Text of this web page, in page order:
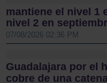
mantiene el nivel 1
nivel 2 en
07/08/2026 02:36 PM
Guadalajara por el
cobre de una